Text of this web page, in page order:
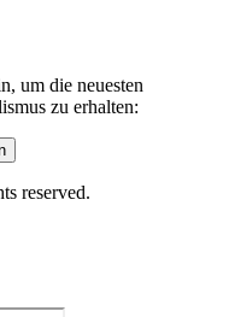
um die neuesten
zu erhalten:
reserved.